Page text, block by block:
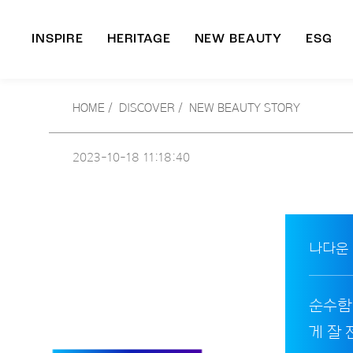
INSPIRE HERITAGE NEW BEAUTY ESG
HOME / DISCOVER / NEW BEAUTY STORY
2023-10-18 11:18:40
나다운
순수
게 잘